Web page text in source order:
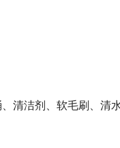
清洁剂、软毛刷、清水